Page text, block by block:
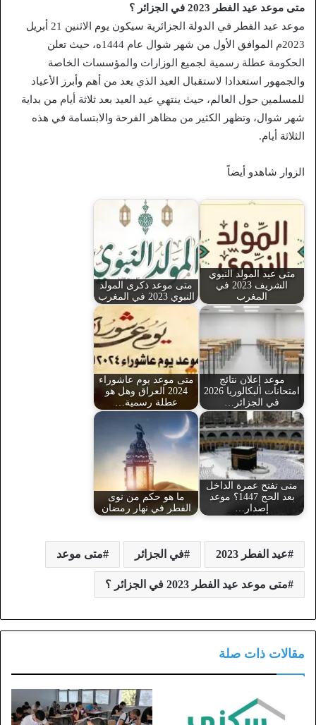
متى موعد عيد الفطر 2023 في الجزائر ؟
موعد عيد الفطر في الدولة الجزائرية سيكون يوم الاثنين 21 أبريل
2023م الموافق الأول من شهر شوال عام 1444ه، حيث تعلن
الحكومة عطلة رسمية لجميع الوزارات والمؤسسات الخاصة
والجمهور استعدادا لاستقبال العيد الذي يعد من أهم وأبرز الأعياد
للمسلمين حول العالم، حيث ينتهي عيد العيد بعد ثلاثة أيام من بداية
شهر شوال، وتظهر الكثير من مظاهر الفرحة والابتسامة في هذه
الثلاثة أيام.
الزوار شاهدو أيضاً
متى عيد المولد النبوي
الشريف 2023 في
المغرب
متى موعد ذكرى المولد
النبوي 2023 في المغرب
موعد إعلان نتائج
امتحانات البكالوريا 2026
في الجزائر…
متى موعد يوم عاشوراء
2024 العراق وهل هو
عطلة رسمية…
متى تفتح عمرة الداخل
بعد الحج 1447؟ موعد
إصدار…
ما هو حكم من نوى
الفطر في نهار رمضان
عيد الفطر 2023 في الجزائر متى موعد
متى موعد عيد الفطر 2023 في الجزائر ؟
مقالات ذات صلة